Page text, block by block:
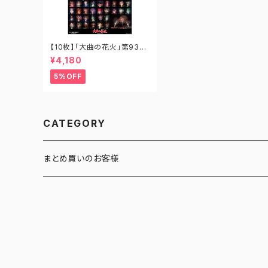
【10枚】「大曲の花火」第93回
全国花火競技大会 全競技玉
¥4,180
5%OFF
CATEGORY
まとめ買いのお客様